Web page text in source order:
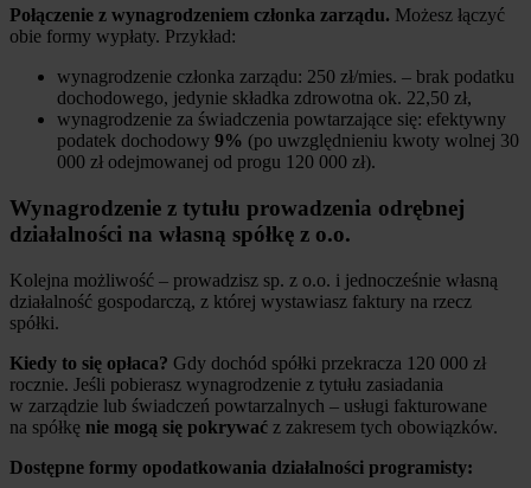
Połączenie z wynagrodzeniem członka zarządu. Możesz łączyć
obie formy wypłaty. Przykład:
wynagrodzenie członka zarządu: 250 zł/mies. – brak podatku
dochodowego, jedynie składka zdrowotna ok. 22,50 zł,
wynagrodzenie za świadczenia powtarzające się: efektywny
podatek dochodowy 9% (po uwzględnieniu kwoty wolnej 30
000 zł odejmowanej od progu 120 000 zł).
Wynagrodzenie z tytułu prowadzenia odrębnej
działalności na własną spółkę z o.o.
Kolejna możliwość – prowadzisz sp. z o.o. i jednocześnie własną
działalność gospodarczą, z której wystawiasz faktury na rzecz
spółki.
Kiedy to się opłaca? Gdy dochód spółki przekracza 120 000 zł
rocznie. Jeśli pobierasz wynagrodzenie z tytułu zasiadania
w zarządzie lub świadczeń powtarzalnych – usługi fakturowane
na spółkę nie mogą się pokrywać z zakresem tych obowiązków.
Dostępne formy opodatkowania działalności programisty: